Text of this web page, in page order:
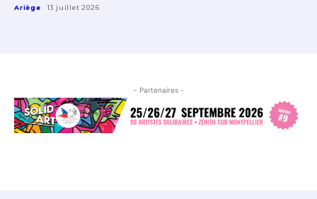
Ariège 13 juillet 2026
- Partenaires -